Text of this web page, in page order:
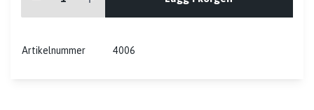
Artikelnummer 4006